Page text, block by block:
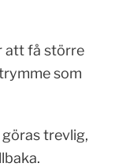
att få större
som
trevlig,